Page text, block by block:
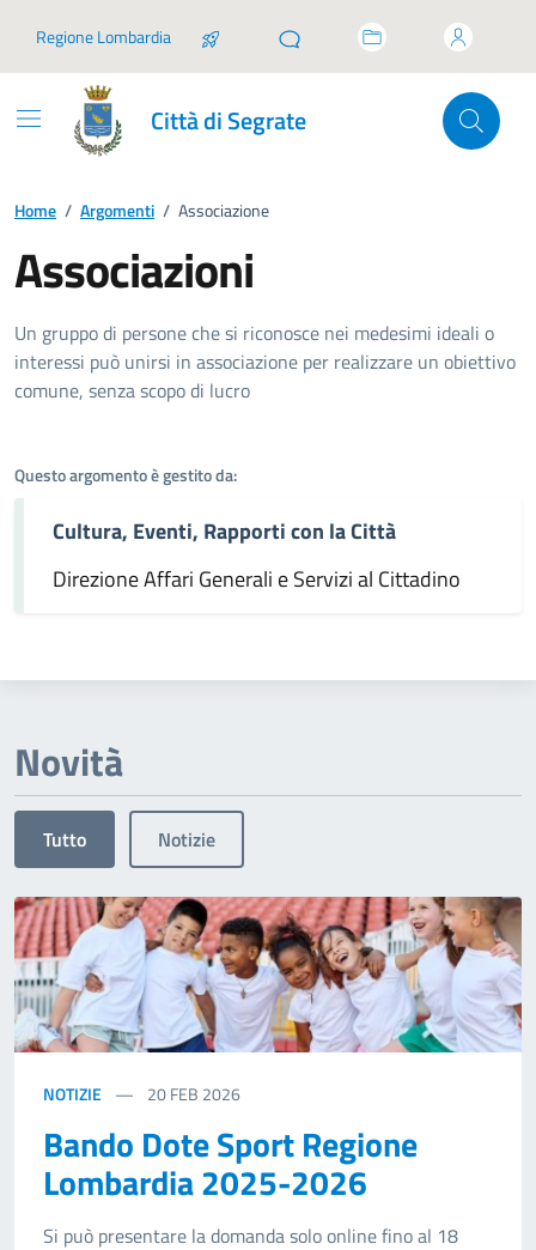
Regione Lombardia
Città di Segrate
Home / Argomenti / Associazione
Associazioni
Dettagli dell'argomento
Un gruppo di persone che si riconosce nei medesimi ideali o
interessi può unirsi in associazione per realizzare un obiettivo
comune, senza scopo di lucro
Questo argomento è gestito da:
Cultura, Eventi, Rapporti con la Città
Direzione Affari Generali e Servizi al Cittadino
Novità
Tutto Notizie
NOTIZIE 20FEB 2026
Bando Dote Sport Regione
Lombardia 2025-2026
Si può presentare la domanda solo online fino al 18